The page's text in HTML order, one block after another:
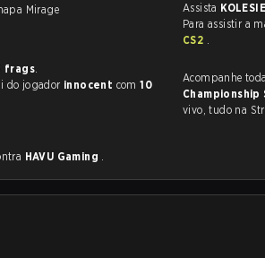
Mirage
frags.
do jogador innocent com10
contra HAVU Gaming .
Assista
Para assistir a
CS2 .
Acompanhe
Championship
vivo, tudo na